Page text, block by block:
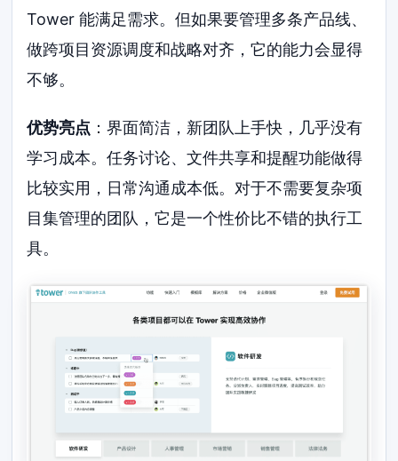
Tower 能满足需求。但如果要管理多条产品线、
做跨项目资源调度和战略对齐，它的能力会显得
不够。
优势亮点 ：界面简洁，新团队上手快，几乎没有
学习成本。任务讨论、文件共享和提醒功能做得
比较实用，日常沟通成本低。对于不需要复杂项
目集管理的团队，它是一个性价比不错的执行工
具。